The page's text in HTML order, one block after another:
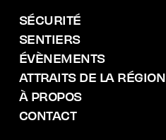
SÉCURITÉ
SENTIERS
ÉVÈNEMENTS
ATTRAITS DE LA RÉGION
À PROPOS
CONTACT